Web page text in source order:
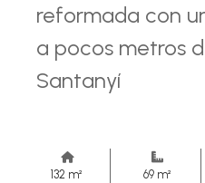
reformada con
a pocos metros
Santanyí
132 m² 69 m²